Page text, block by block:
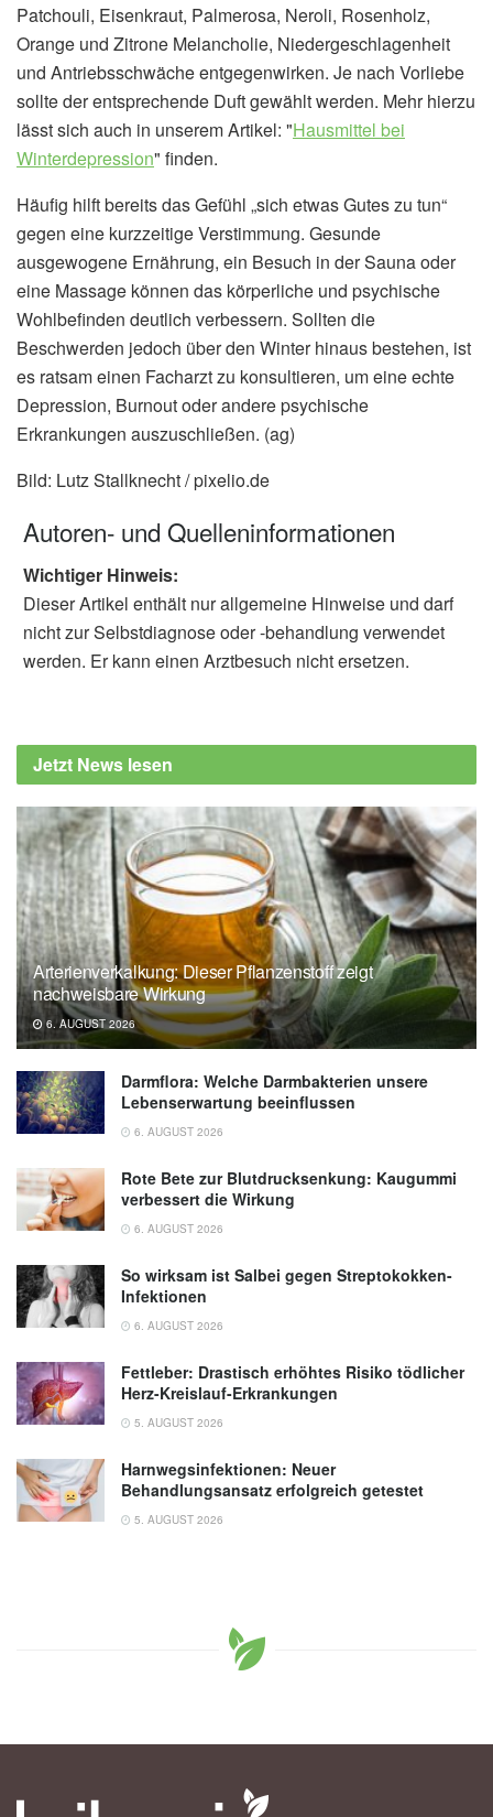
Patchouli, Eisenkraut, Palmerosa, Neroli, Rosenholz,
Orange und Zitrone Melancholie, Niedergeschlagenheit
und Antriebsschwäche entgegenwirken. Je nach Vorliebe
sollte der entsprechende Duft gewählt werden. Mehr hierzu
lässt sich auch in unserem Artikel: "Hausmittel bei
Winterdepression" finden.
Häufig hilft bereits das Gefühl „sich etwas Gutes zu tun“
gegen eine kurzzeitige Verstimmung. Gesunde
ausgewogene Ernährung, ein Besuch in der Sauna oder
eine Massage können das körperliche und psychische
Wohlbefinden deutlich verbessern. Sollten die
Beschwerden jedoch über den Winter hinaus bestehen, ist
es ratsam einen Facharzt zu konsultieren, um eine echte
Depression, Burnout oder andere psychische
Erkrankungen auszuschließen. (ag)
Bild: Lutz Stallknecht / pixelio.de
Autoren- und Quelleninformationen
Wichtiger Hinweis:
Dieser Artikel enthält nur allgemeine Hinweise und darf
nicht zur Selbstdiagnose oder -behandlung verwendet
werden. Er kann einen Arztbesuch nicht ersetzen.
Jetzt News lesen
Arterienverkalkung: Dieser Pflanzenstoff zeigt
nachweisbare Wirkung
6. AUGUST 2026
Darmflora: Welche Darmbakterien unsere
Lebenserwartung beeinflussen
6. AUGUST 2026
Rote Bete zur Blutdrucksenkung: Kaugummi
verbessert die Wirkung
6. AUGUST 2026
So wirksam ist Salbei gegen Streptokokken-
Infektionen
6. AUGUST 2026
Fettleber: Drastisch erhöhtes Risiko tödlicher
Herz-Kreislauf-Erkrankungen
5. AUGUST 2026
Harnwegsinfektionen: Neuer
Behandlungsansatz erfolgreich getestet
5. AUGUST 2026